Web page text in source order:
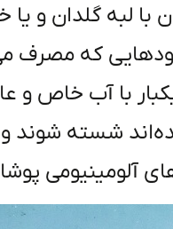
لبه گلدان و
که مصرف
با آب خاص و
شسته شوند و
آلومینیومی